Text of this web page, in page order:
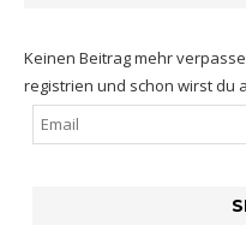
Keinen Beitrag mehr
registrien und schon wirst du